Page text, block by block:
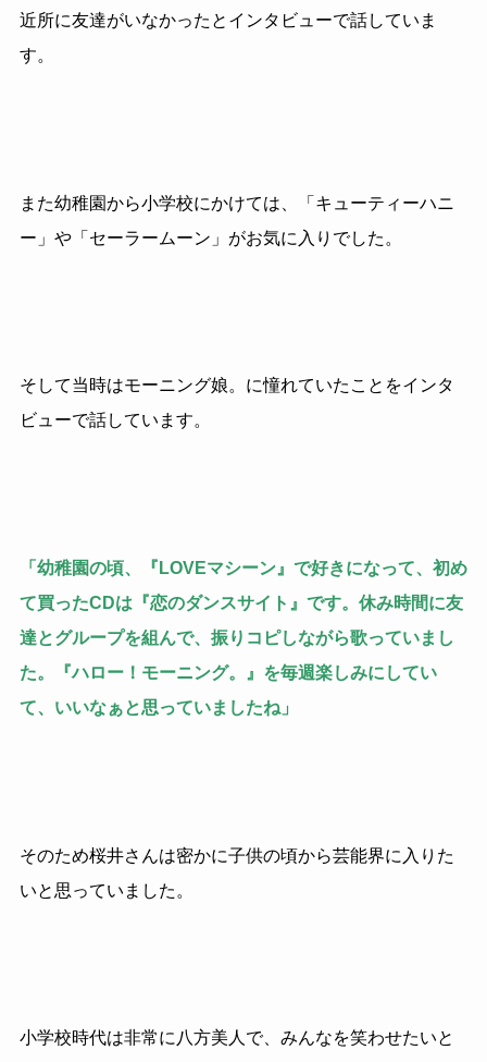
近所に友達がいなかったとインタビューで話していま
す。
また幼稚園から小学校にかけては、「キューティーハニ
ー」や「セーラームーン」がお気に入りでした。
そして当時はモーニング娘。に憧れていたことをインタ
ビューで話しています。
「幼稚園の頃、『 LOVEマシーン』で好きになって、初め
て買ったCDは『恋のダンスサイト』です。休み時間に友
達とグループを組んで、振りコピしながら歌っていまし
た。『ハロー！モーニング。』を毎週楽しみにしてい
て、いいなぁと思っていましたね」
そのため桜井さんは密かに子供の頃から芸能界に入りた
いと思っていました。
小学校時代は非常に八方美人で、みんなを笑わせたいと